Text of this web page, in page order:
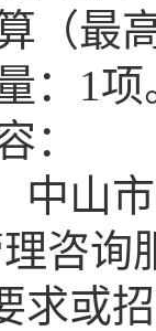
最高
：1项
山市
理咨
或招